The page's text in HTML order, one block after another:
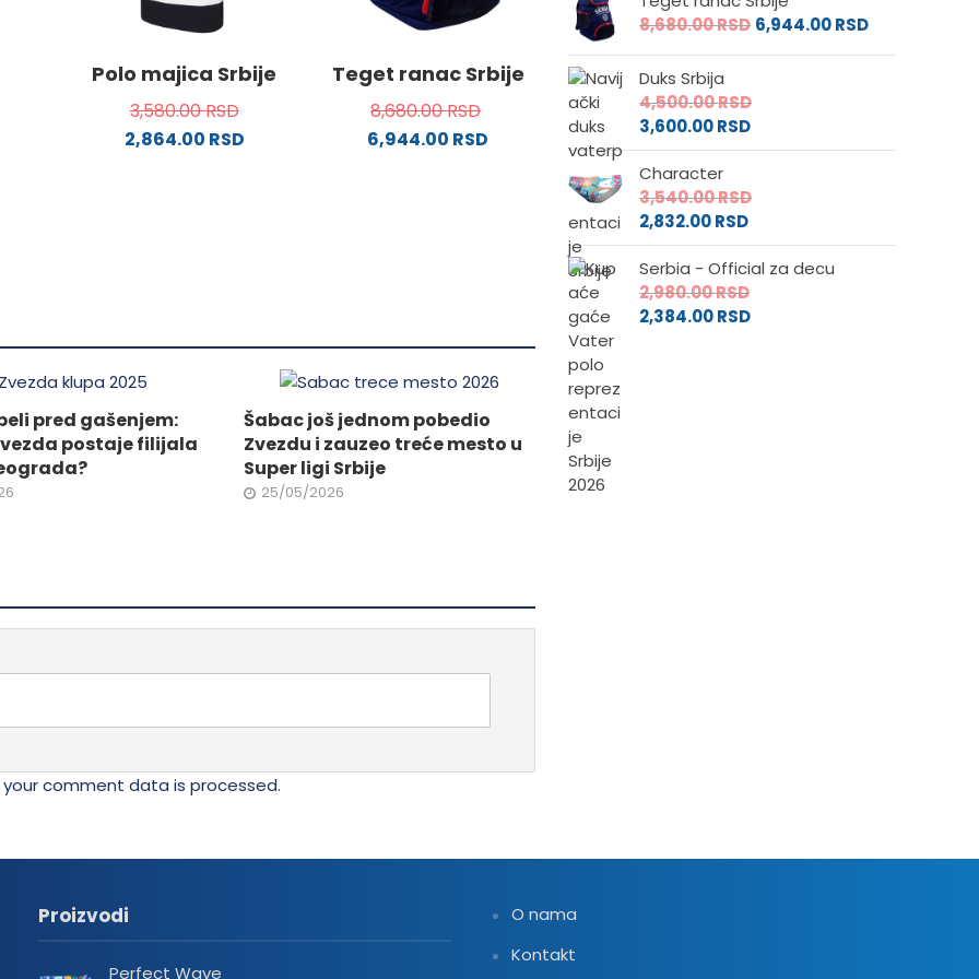
izabrane
na
stranici
proizvoda.
Polo majica Srbije
3,580.00RSD
2,864.00 RSD
biti
proizvoda.
Teget ranac Srbije
8,680.00RSD
6,944.00 RSD
pred gašenjem:
postaje filijala
Šabac još jednom pobedio
Zvezdu i zauzeo treće mesto u
Super ligi Srbije
25/05/2026
your comment data is processed.
8,680.00RSD 6,944.00RSD
Duks Srbija
4,500.00RSD
3,600.00RSD
Character
3,540.00RSD
2,832.00RSD
Serbia - Official za decu
2,980.00RSD
2,384.00RSD
Proizvodi
Perfect Wave
O nama
Kontakt